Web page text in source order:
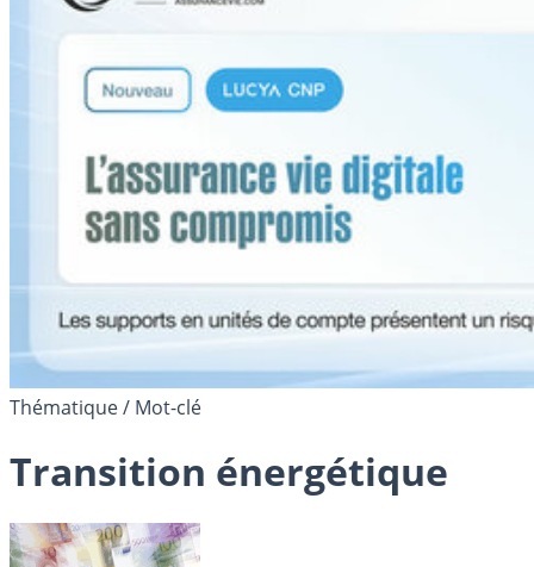
Thématique / Mot-clé
Transition énergétique